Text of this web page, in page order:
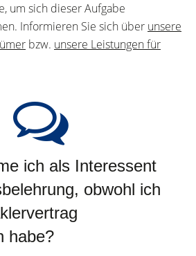
um sich dieser Aufgabe
Informieren Sie sich über unsere
bzw. unsere Leistungen für
ich als Interessent
obwohl ich
habe?